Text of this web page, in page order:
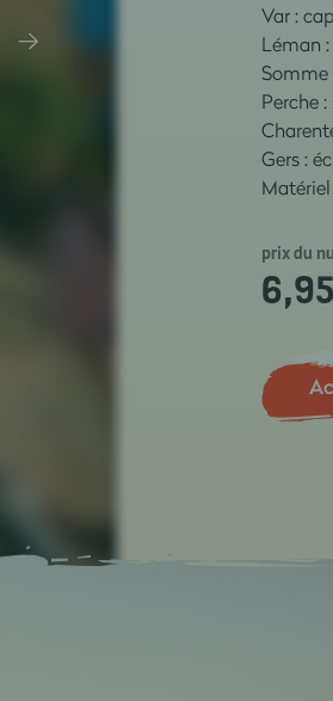
Var :
Léman
Somme
Perche
Gers :
prix du